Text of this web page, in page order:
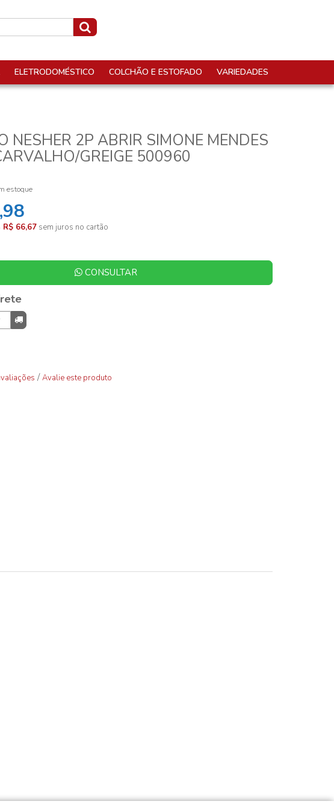
ELETRODOMÉSTICO COLCHÃO E ESTOFADO VARIEDADES
NESHER 2P ABRIR SIMONE MENDES
GREIGE 500960
estoque
R$ 66,67 sem juros no cartão
CONSULTAR
/Avalie este produto